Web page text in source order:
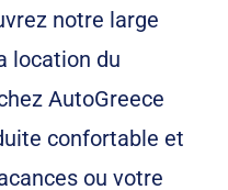
notre large
location du
AutoGreece
confortable et
ou votre